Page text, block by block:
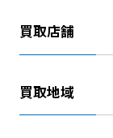
買取店舗
買取地域